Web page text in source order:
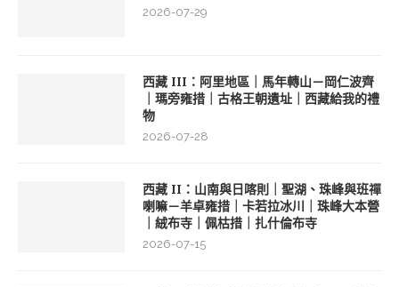
2026-07-29
西藏 III：阿里地區｜馬年轉山－岡仁波齊
｜瑪旁雍措｜古格王朝遺址｜西藏給我的禮
物
2026-07-28
西藏 II：山南與日喀則｜聖湖、珠峰與班禪
喇嘛－羊卓雍措｜卡若拉冰川｜珠峰大本營
｜絨布寺｜佩枯措｜扎什倫布寺
2026-07-15